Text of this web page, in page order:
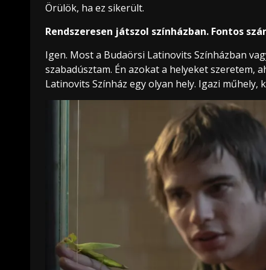
Örülök, ha ez sikerült.
Rendszeresen játszol színházban. Fontos
Igen. Most a Budaörsi Latinovits Színházban
szabadúsztam. Én azokat a helyeket szeretem,
Latinovits Színház egy olyan hely. Igazi